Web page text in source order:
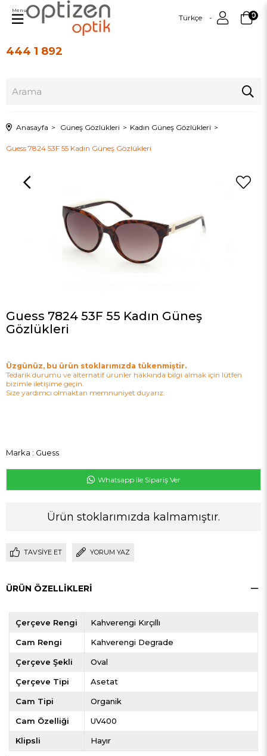
444 1 892
Türkçe 0
Menu
Anasayfa Güneş Gözlükleri Kadın Güneş Gözlükleri
Guess 7824 53F 55 Kadın Güneş Gözlükleri
Guess 7824 53F 55 Kadın Güneş
Gözlükleri
Üzgünüz, bu ürün stoklarımızda tükenmiştir.
Tedarik durumu ve alternatif ürünler hakkında bilgi almak için lütfen
bizimle iletişime geçin.
Size yardımcı olmaktan memnuniyet duyarız.
Marka : Guess
Whatsapp ile Sipariş Ver
Ürün stoklarımızda kalmamıştır.
TAVSIYE ET YORUM YAZ
ÜRÜN ÖZELLIKLERI
Çerçeve Rengi Kahverengi Kırçıllı
Cam Rengi Kahverengi Degrade
Çerçeve Şekli Oval
Çerçeve Tipi Asetat
Cam Tipi Organik
Cam Özelliği UV400
Klipsli Hayır